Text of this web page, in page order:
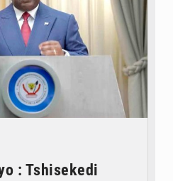
: Tshisekedi